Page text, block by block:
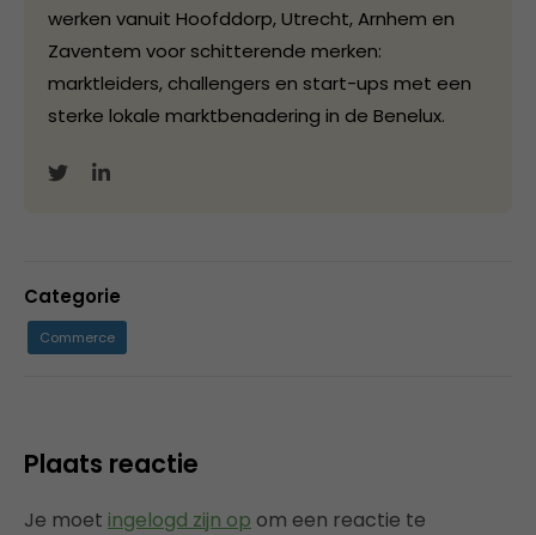
werken vanuit Hoofddorp, Utrecht, Arnhem en
Zaventem voor schitterende merken:
marktleiders, challengers en start-ups met een
sterke lokale marktbenadering in de Benelux.
Categorie
Commerce
Plaats reactie
Je moet ingelogd zijn op om een reactie te